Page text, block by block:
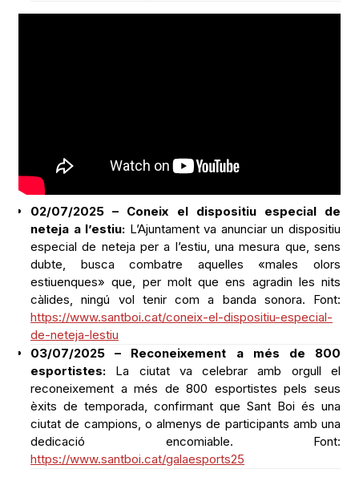
02/07/2025 – Coneix el dispositiu especial de
neteja a l’estiu: L’Ajuntament va anunciar un dispositiu
especial de neteja per a l’estiu, una mesura que, sens
dubte, busca combatre aquelles «males olors
estiuenques» que, per molt que ens agradin les nits
càlides, ningú vol tenir com a banda sonora. Font:
https://www.santboi.cat/coneix-el-dispositiu-especial-
de-neteja-lestiu
03/07/2025 – Reconeixement a més de 800
esportistes: La ciutat va celebrar amb orgull el
reconeixement a més de 800 esportistes pels seus
èxits de temporada, confirmant que Sant Boi és una
ciutat de campions, o almenys de participants amb una
dedicació encomiable. Font:
https://www.santboi.cat/galaesports25